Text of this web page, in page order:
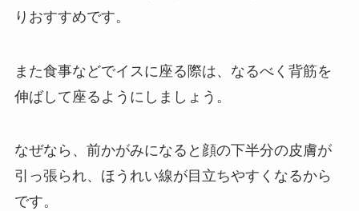
りおすすめです。
また食事などでイスに座る際は、なるべく背筋を
伸ばして座るようにしましょう。
なぜなら、前かがみになると顔の下半分の皮膚が
引っ張られ、ほうれい線が目立ちやすくなるから
です。